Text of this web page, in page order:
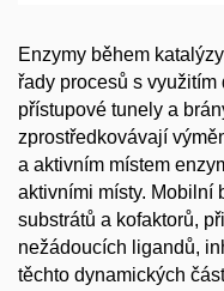
Enzymy během
řady procesů s
přístupové tunely a
zprostředkovávají
a aktivním místem
aktivními místy. Mobilní
substrátů a kofaktorů,
nežádoucích ligandů,
těchto dynamických